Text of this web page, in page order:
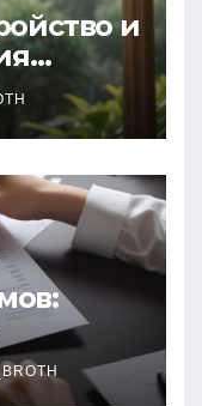
и
и